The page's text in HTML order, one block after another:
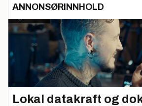
ANNONSØRINNHOLD
Lokal datakraft og